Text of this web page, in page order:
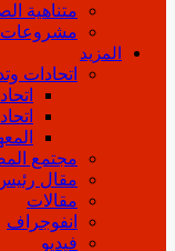
متناهية
مشروعات
المزيد
اتحادات
مجتمع
مقال رئيس
مقالات
انفوجراف
فيديو